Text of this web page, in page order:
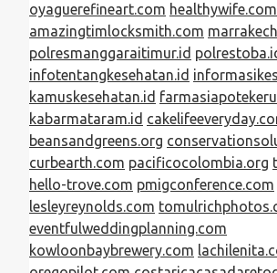
oyaguerefineart.com healthywife.com
amazingtimlocksmith.com
polresmanggaraitimur.id
infotentangkesehatan.id
kamuskesehatan.id
kabarmataram.id
beansandgreens.org
curbearth.com pacificocolombia.org
hello-trove.com pmigconference.com
lesleyreynolds.com
eventfulweddingplanning.com
kowloonbaybrewery.com